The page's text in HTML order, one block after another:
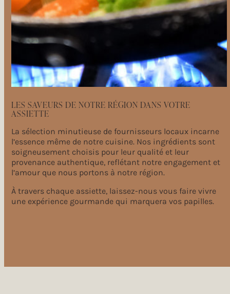
LES SAVEURS DE NOTRE RÉGION DANS VOTRE
ASSIETTE
La sélection minutieuse de fournisseurs locaux incarne
l’essence même de notre cuisine. Nos ingrédients sont
soigneusement choisis pour leur qualité et leur
provenance authentique, reflétant notre engagement et
l’amour que nous portons à notre région.
À travers chaque assiette, laissez-nous vous faire vivre
une expérience gourmande qui marquera vos papilles.
250 Rue Saint-Urbain,